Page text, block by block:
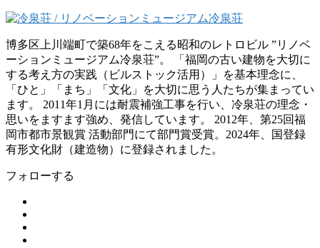
博多区上川端町で築68年をこえる昭和のレトロビル ”リノベ
ーションミュージアム冷泉荘”。 「福岡の古い建物を大切に
する考え方の実践（ビルストック活用）」を基本理念に、
「ひと」「まち」「文化」を大切に思う人たちが集まってい
ます。 2011年1月には耐震補強工事を行い、冷泉荘の理念・
思いをますます強め、発信しています。 2012年、第25回福
岡市都市景観賞 活動部門にて部門賞受賞。2024年、国登録
有形文化財（建造物）に登録されました。
フォローする